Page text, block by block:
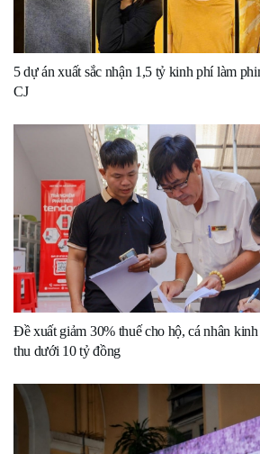
5 dự án xuất sắc nhận 1,5 tỷ kinh phí làm
CJ
Đề xuất giảm 30% thuế cho hộ, cá nhân
thu dưới 10 tỷ đồng